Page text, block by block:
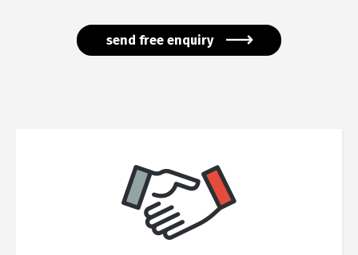
send free enquiry